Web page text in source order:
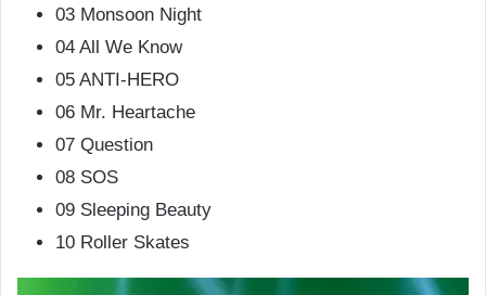
03 Monsoon Night
04 All We Know
05 ANTI-HERO
06 Mr. Heartache
07 Question
08 SOS
09 Sleeping Beauty
10 Roller Skates